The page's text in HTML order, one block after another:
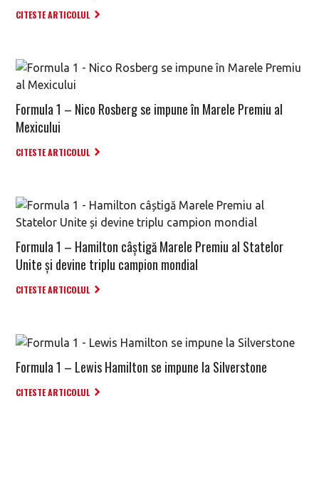
CITESTE ARTICOLUL
Formula 1 – Nico Rosberg se impune în Marele Premiu al
Mexicului
CITESTE ARTICOLUL
Formula 1 – Hamilton câștigă Marele Premiu al Statelor
Unite și devine triplu campion mondial
CITESTE ARTICOLUL
Formula 1 – Lewis Hamilton se impune la Silverstone
CITESTE ARTICOLUL